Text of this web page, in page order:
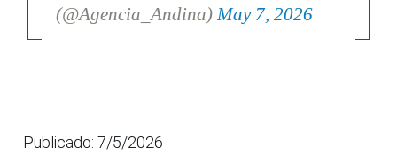
(@Agencia_Andina) May 7, 2026
Publicado: 7/5/2026